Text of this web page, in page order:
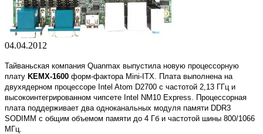
04.04.2012
Тайваньская компания Quanmax выпустила новую процессорную
плату KEMX-1600 форм-фактора Mini-ITX. Плата выполнена на
двухядерном процессоре Intel Atom D2700 с частотой 2,13 ГГц и
высокоинтегрированном чипсете Intel NM10 Express. Процессорная
плата поддерживает два одноканальных модуля памяти DDR3
SODIMM с общим объемом памяти до 4 Гб и частотой шины 800/1066
МГц.